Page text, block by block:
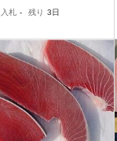
ット済み ）
入札 - 残り 3日